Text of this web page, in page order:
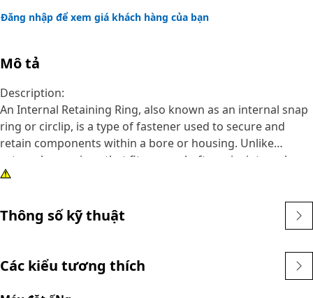
Đăng nhập để xem giá khách hàng của bạn
Mô tả
Description:
An Internal Retaining Ring, also known as an internal snap
ring or circlip, is a type of fastener used to secure and
retain components within a bore or housing. Unlike
external snap rings that fit over a shaft or pin, internal
snap rings are installed inside a bore or groove to hold
snap ring is to prevent axial movement or displacement of
components within a bore or housing. It acts as a retaining
seals securely in place.
Attributes:
Thông số kỹ thuật
Các kiểu tương thích